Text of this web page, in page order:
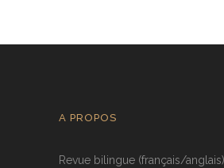
A PROPOS
Revue bilingue (français/